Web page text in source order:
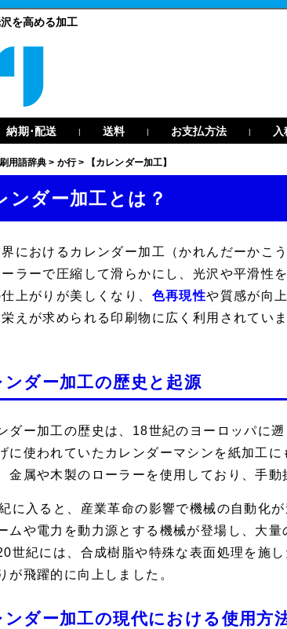
を高める加工
納期･配送 | 送料 | お支払方法 |
用語辞典 > か行> 【カレンダー加工】
ンダー加工とは？
における カレンダー加工 （かれんだーかこ
ラーで圧縮して滑らかにし、光沢や平滑性
上がりが美しくなり、 色再現性や質感が向
えが求められる印刷物に広く利用されていま
ンダー加工の歴史と起源
ダー加工の歴史は、18世紀のヨーロッパに
に使われていたカレンダーマシンを紙加工
金属や木製のローラーを使用しており、手動
に入ると、産業革命の影響で機械の自動化
ムや電力を動力源とする機械が登場し、大量
世紀には、合成樹脂や特殊な表面処理を施
が飛躍的に向上しました。
ンダー加工の現代における使用方